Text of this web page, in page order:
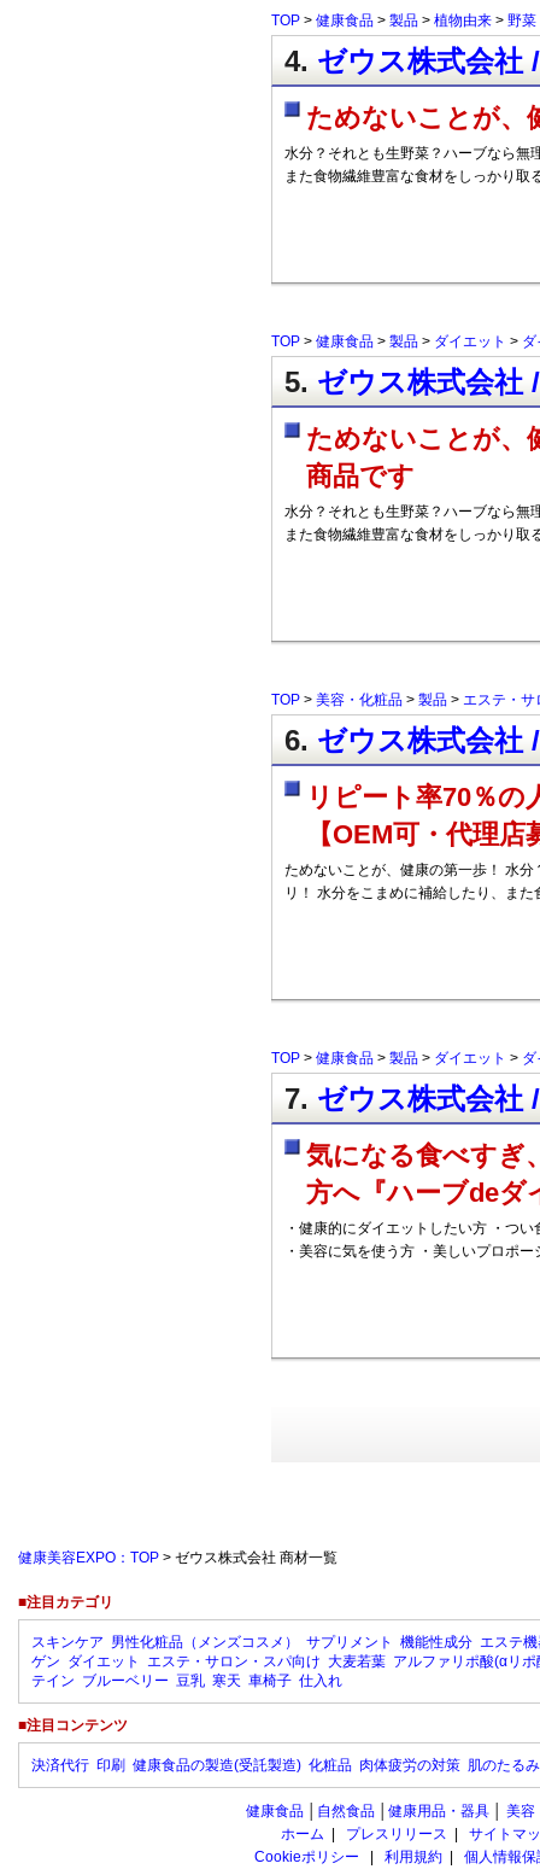
TOP > 健康食品 > 製品 > 植物由来 > 野菜
4. ゼウス株式会社
ためないことが、
水分？それとも生野菜？ハーブなら無
また食物繊維豊富な食材をしっかり取
TOP > 健康食品 > 製品 > ダイエット >
5. ゼウス株式会社
ためないことが
商品です
水分？それとも生野菜？ハーブなら無
また食物繊維豊富な食材をしっかり取
TOP > 美容・化粧品 > 製品 > エステ・サ
6. ゼウス株式会社
リピート率70％
【OEM可・代理店
ためないことが、健康の第一歩！ 水
リ！ 水分をこまめに補給したり、また
TOP > 健康食品 > 製品 > ダイエット >
7. ゼウス株式会社
気になる食べすぎ
方へ『ハーブdeダ
・健康的にダイエットしたい方 ・つ
・美容に気を使う方 ・美しいプロポー
健康美容EXPO：TOP > ゼウス株式会社 商材一覧
■注目カテゴリ
スキンケア 男性化粧品（メンズコスメ） サプリメント 機能性成分 エステ
ゲン ダイエット エステ・サロン・スパ向け 大麦若葉 アルファリポ酸(αリポ
テイン ブルーベリー 豆乳 寒天 車椅子 仕入れ
■注目コンテンツ
決済代行 印刷 健康食品の製造(受託製造) 化粧品 肉体疲労の対策 肌のたる
健康食品 自然食品 健康用品・器具 美容
ホーム
プレスリリース
サイトマ
Cookieポリシー
利用規約 個人情報